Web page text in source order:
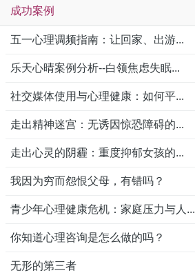
成功案例
五一心理调频指南：让回家、出游...
乐天心晴案例分析--白领焦虑失眠...
社交媒体使用与心理健康：如何平...
走出精神迷宫：无诱因惊恐障碍的...
走出心灵的阴霾：重度抑郁女孩的...
我因为穷而怨恨父母，有错吗？
青少年心理健康危机：家庭压力与人...
你知道心理咨询是怎么做的吗？
无形的第三者